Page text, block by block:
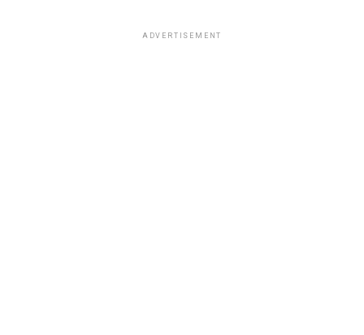
ADVERTISEMENT